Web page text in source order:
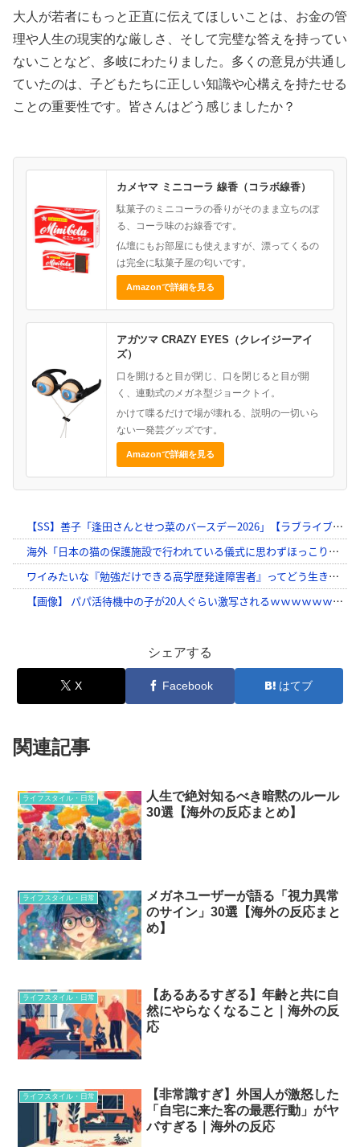
大人が若者にもっと正直に伝えてほしいことは、お金の管
理や人生の現実的な厳しさ、そして完璧な答えを持ってい
ないことなど、多岐にわたりました。多くの意見が共通し
ていたのは、子どもたちに正しい知識や心構えを持たせる
ことの重要性です。皆さんはどう感じましたか？
カメヤマ ミニコーラ 線香（コラボ線香）
駄菓子のミニコーラの香りがそのまま立ちのぼ
る、コーラ味のお線香です。
仏壇にもお部屋にも使えますが、漂ってくるの
は完全に駄菓子屋の匂いです。
Amazonで詳細を見る
アガツマ CRAZY EYES（クレイジーアイ
ズ）
口を開けると目が閉じ、口を閉じると目が開
く、連動式のメガネ型ジョークトイ。
かけて喋るだけで場が壊れる、説明の一切いら
ない一発芸グッズです。
Amazonで詳細を見る
シェアする
X Facebook はてブ
関連記事
ライフスタイル・日常
人生で絶対知るべき暗黙のルール
30選【海外の反応まとめ】
ライフスタイル・日常
メガネユーザーが語る「視力異常
のサイン」30選【海外の反応まと
め】
ライフスタイル・日常
【あるあるすぎる】年齢と共に自
然にやらなくなること｜海外の反
応
ライフスタイル・日常
【非常識すぎ】外国人が激怒した
「自宅に来た客の最悪行動」がヤ
バすぎる｜海外の反応